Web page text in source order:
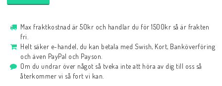
Max fraktkostnad är 50kr och handlar du för 1500kr så är frakten
fri.
Helt säker e-handel, du kan betala med Swish, Kort, Banköverföring
och även PayPal och Payson.
Om du undrar över något så tveka inte att höra av dig till oss så
återkommer vi så fort vi kan.